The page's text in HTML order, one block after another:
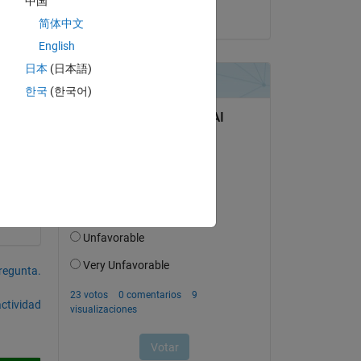
简体中文
English
日本 (日本語)
한국 (한국어)